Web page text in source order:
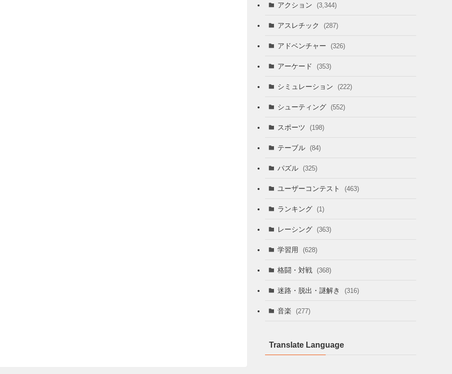
アクション (3,344)
アスレチック (287)
アドベンチャー (326)
アーケード (353)
シミュレーション (222)
シューティング (552)
スポーツ (198)
テーブル (84)
パズル (325)
ユーザーコンテスト (463)
ランキング (1)
レーシング (363)
学習用 (628)
格闘・対戦 (368)
迷路・脱出・謎解き (316)
音楽 (277)
Translate Language